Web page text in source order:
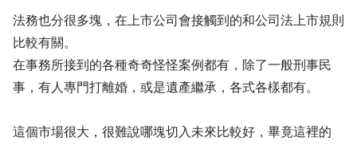
法務也分很多塊，在上市公司會接觸到的和公司法上市規則
比較有關。
在事務所接到的各種奇奇怪怪案例都有，除了一般刑事民
事，有人專門打離婚，或是遺產繼承，各式各樣都有。
這個市場很大，很難說哪塊切入未來比較好，畢竟這裡的